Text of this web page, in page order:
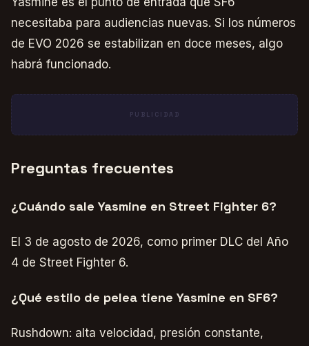
necesitaba para audiencias nuevas. Si los números
de EVO 2026 se estabilizan en doce meses, algo
habrá funcionado.
PUBLICIDAD
Preguntas frecuentes
¿Cuándo sale Yasmine en Street Fighter 6?
El 3 de agosto de 2026, como primer DLC del Año
4 de Street Fighter 6.
¿Qué estilo de pelea tiene Yasmine en SF6?
Rushdown: alta velocidad, presión constante,